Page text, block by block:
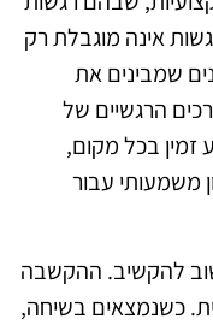
אינה מוגבלת רק
שמבינים את
הרגשיים של
זמין בכל מקום,
משמעותי עבור
להקשיב. ההקשבה
כשנמצאים בשיחה,